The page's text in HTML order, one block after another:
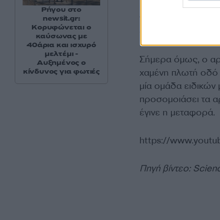
εργάτες του
γιγαντιαία
διοχέτευαν
Σήμερα όμως, ο
χαμένη πλωτή οδό
μία ομάδα ειδικών
προσομοιάσει τα
έγινε η μεταφορά.
https://
Πηγή βίντεο:
Ρήγου στο
newsit.gr:
Κορυφώνεται ο
καύσωνας με
40άρια και ισχυρό
μελτέμι -
Αυξημένος ο
κίνδυνος για φωτιές